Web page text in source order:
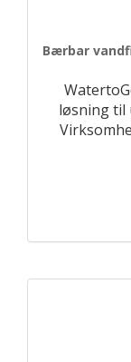
Bærbar
løsning til